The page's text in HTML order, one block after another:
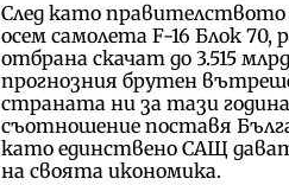
След като правителството
осем самолета F-16 Блок 70,
отбрана скачат до 3.515
прогнозния брутен
страната ни за тази
съотношение поставя
като единствено САЩ
на своята икономика.